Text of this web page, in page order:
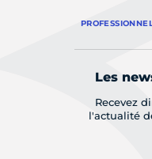
Les
Recevez
l'actualité